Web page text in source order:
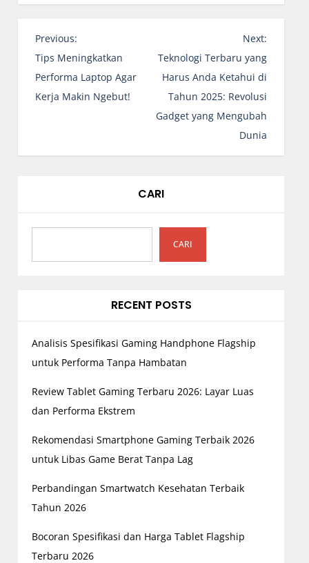
N
a
v
i
s
Previous:
Tips Meningkatkan
Performa Laptop Agar
Kerja Makin Ngebut!
Next:
Teknologi Terbaru yang
Harus Anda Ketahui di
Tahun 2025: Revolusi
Gadget yang Mengubah
Dunia
CARI
CARI
RECENT POSTS
Analisis Spesifikasi Gaming Handphone Flagship
untuk Performa Tanpa Hambatan
Review Tablet Gaming Terbaru 2026: Layar Luas
dan Performa Ekstrem
Rekomendasi Smartphone Gaming Terbaik 2026
untuk Libas Game Berat Tanpa Lag
Perbandingan Smartwatch Kesehatan Terbaik
Tahun 2026
Bocoran Spesifikasi dan Harga Tablet Flagship
Terbaru 2026